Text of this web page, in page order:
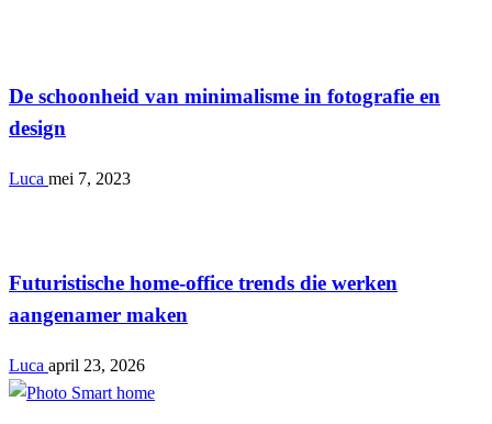
De schoonheid van minimalisme in fotografie en
design
Luca mei 7, 2023
Futuristische home-office trends die werken
aangenamer maken
Luca april 23, 2026